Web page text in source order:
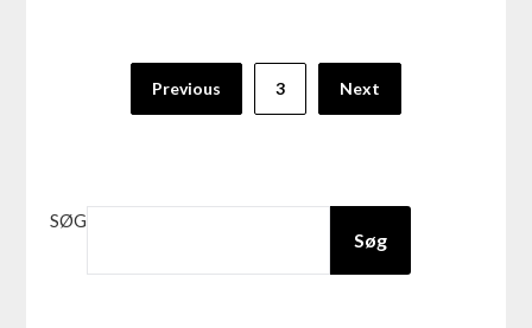
Previous 3 Next
SØG
Søg